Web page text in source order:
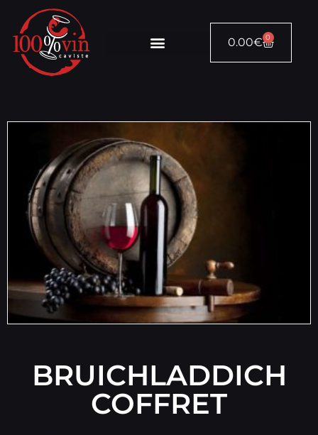
0.00€ 0
BRUICHLADDICH
COFFRET